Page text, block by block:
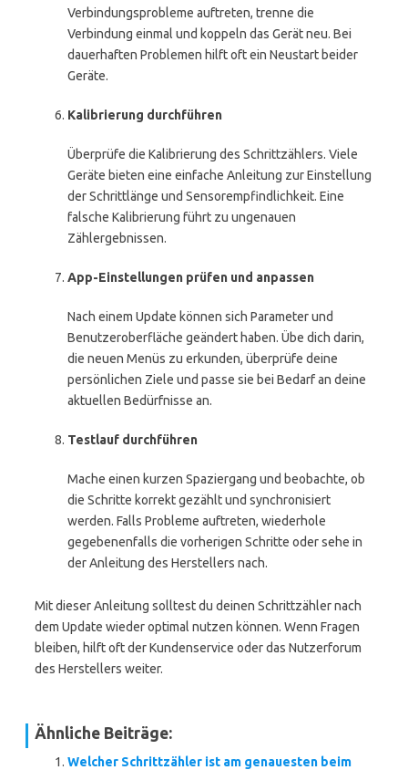
Verbindungsprobleme auftreten, trenne die
Verbindung einmal und koppeln das Gerät neu. Bei
dauerhaften Problemen hilft oft ein Neustart beider
Geräte.
Kalibrierung durchführen
Überprüfe die Kalibrierung des Schrittzählers. Viele
Geräte bieten eine einfache Anleitung zur Einstellung
der Schrittlänge und Sensorempfindlichkeit. Eine
falsche Kalibrierung führt zu ungenauen
Zählergebnissen.
App-Einstellungen prüfen und anpassen
Nach einem Update können sich Parameter und
Benutzeroberfläche geändert haben. Übe dich darin,
die neuen Menüs zu erkunden, überprüfe deine
persönlichen Ziele und passe sie bei Bedarf an deine
aktuellen Bedürfnisse an.
Testlauf durchführen
Mache einen kurzen Spaziergang und beobachte, ob
die Schritte korrekt gezählt und synchronisiert
werden. Falls Probleme auftreten, wiederhole
gegebenenfalls die vorherigen Schritte oder sehe in
der Anleitung des Herstellers nach.
Mit dieser Anleitung solltest du deinen Schrittzähler nach
dem Update wieder optimal nutzen können. Wenn Fragen
bleiben, hilft oft der Kundenservice oder das Nutzerforum
des Herstellers weiter.
Ähnliche Beiträge:
Welcher Schrittzähler ist am genauesten beim